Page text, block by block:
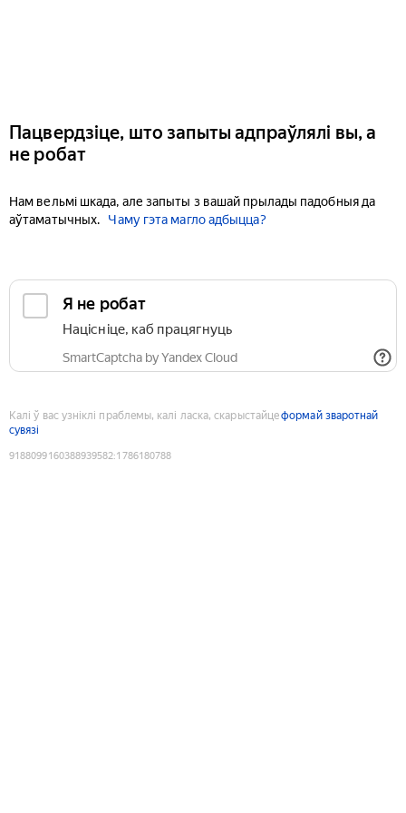
Пацвердзіце, што запыты адпраўлялі вы, а
не робат
Нам вельмі шкада, але запыты з вашай прылады падобныя да
аўтаматычных.
Чаму гэта магло адбыцца?
Я не робат
Націсніце, каб працягнуць
SmartCaptcha by Yandex Cloud
Калі ў вас узніклі праблемы, калі ласка, скарыстайцеформай зваротнай
сувязі
9188099160388939582:1786180788